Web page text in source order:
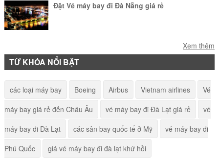
Đặt Vé máy bay đi Đà Nẵng giá rẻ
Vé máy bay đi Reykjavík
Xem thêm
TỪ KHÓA NỔI BẬT
các loại máy bay Boeing Airbus Vietnam airlines
Vé
máy bay giá rẻ đến Châu Âu
vé máy bay đi Đà Lạt giá rẻ
vé
máy bay đi Đà Lạt
các sân bay quốc tế ở Mỹ
vé máy bay đi
Phú Quốc
giá vé máy bay đi đà lạt khứ hồi